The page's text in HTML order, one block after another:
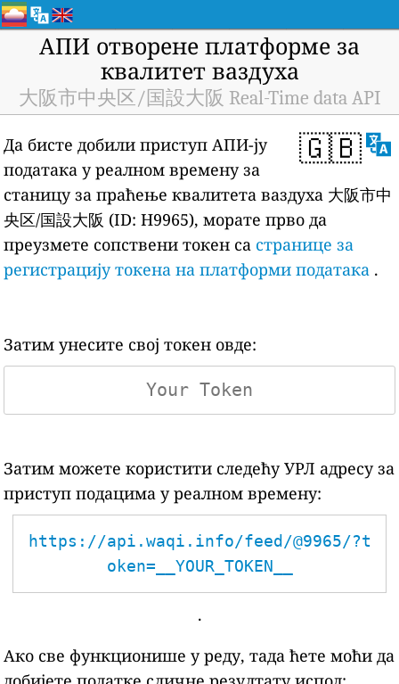
АПИ отворене платформе за
квалитет ваздуха
大阪市中央区/国設大阪 Real-Time data API
🇬🇧
Да бисте добили приступ АПИ-ју
података у реалном времену за
станицу за праћење квалитета ваздуха 大阪市中
央区/国設大阪 (ID: H9965), морате прво да
преузмете сопствени токен са странице за
регистрацију токена на платформи података .
Затим унесите свој токен овде:
Затим можете користити следећу УРЛ адресу за
приступ подацима у реалном времену:
https://api.waqi.info/feed/@9965/?t
oken=__YOUR_TOKEN__
.
Ако све функционише у реду, тада ћете моћи да